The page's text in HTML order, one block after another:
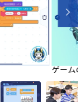
ゲー